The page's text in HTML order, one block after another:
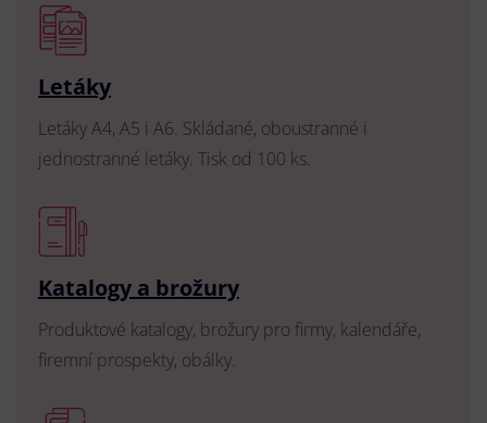
Letáky
Letáky A4, A5 i A6. Skládané, oboustranné i
jednostranné letáky. Tisk od 100 ks.
Katalogy a brožury
Produktové katalogy, brožury pro firmy, kalendáře,
firemní prospekty, obálky.